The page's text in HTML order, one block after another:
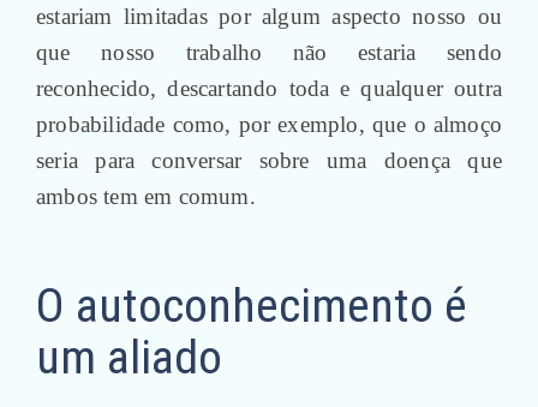
estariam limitadas por algum aspecto nosso ou
que nosso trabalho não estaria sendo
reconhecido, descartando toda e qualquer outra
probabilidade como, por exemplo, que o almoço
seria para conversar sobre uma doença que
ambos tem em comum.
O autoconhecimento é
um aliado